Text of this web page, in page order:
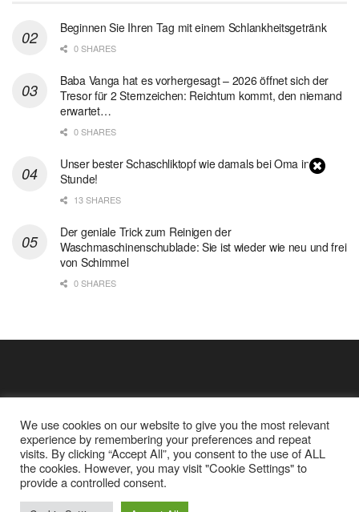
Beginnen Sie Ihren Tag mit einem Schlankheitsgetränk
0 SHARES
Baba Vanga hat es vorhergesagt – 2026 öffnet sich der
Tresor für 2 Sternzeichen: Reichtum kommt, den niemand
erwartet…
0 SHARES
Unser bester Schaschliktopf wie damals bei Oma in 1
Stunde!
13 SHARES
Der geniale Trick zum Reinigen der
Waschmaschinenschublade: Sie ist wieder wie neu und frei
von Schimmel
0 SHARES
Cookie Policy
Datenschutz
Google Analytics und Cookie Dateien
We use cookies on our website to give you the most relevant
experience by remembering your preferences and repeat
visits. By clicking “Accept All”, you consent to the use of ALL
the cookies. However, you may visit "Cookie Settings" to
provide a controlled consent.